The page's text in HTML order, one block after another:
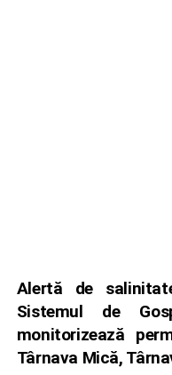
Alertă de
Sistemul de
monitorizează
Târnava Mică,